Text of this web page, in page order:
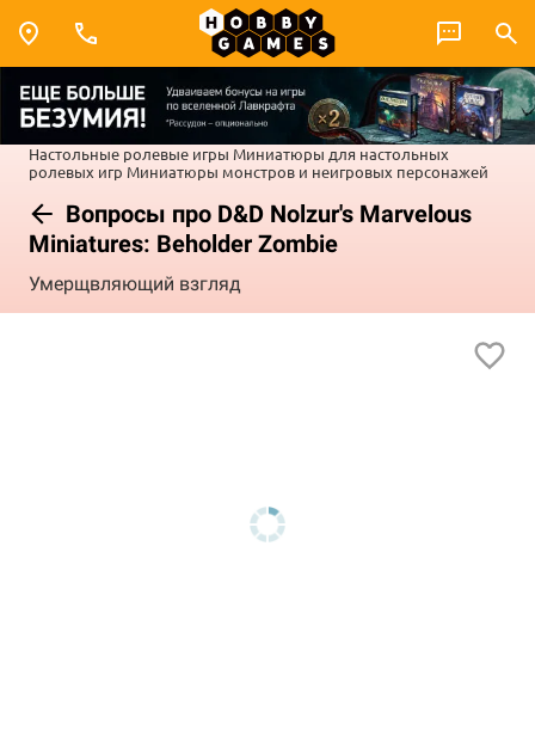
Настольные ролевые игры Миниатюры для настольных
ролевых игр Миниатюры монстров и неигровых персонажей
Вопросы про D&D Nolzur's Marvelous
Miniatures: Beholder Zombie
Умерщвляющий взгляд